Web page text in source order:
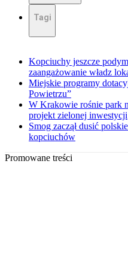
Tagi
Kopciuchy jeszcze
zaangażowanie władz
Miejskie programy
Powietrzu”
W Krakowie rośnie park
projekt zielonej inwestycji
Smog zaczął dusić
kopciuchów
Promowane treści